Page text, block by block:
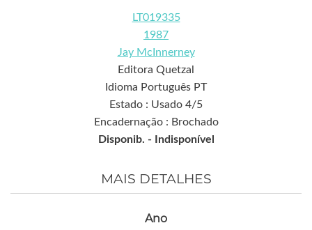
LT019335
1987
Jay McInnerney
Editora Quetzal
Idioma Português PT
Estado : Usado 4/5
Encadernação : Brochado
Disponib. -
Indisponível
MAIS DETALHES
Ano